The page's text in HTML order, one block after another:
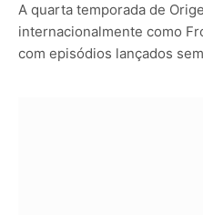
A quarta temporada de
internacionalmente como
com episódios lançados